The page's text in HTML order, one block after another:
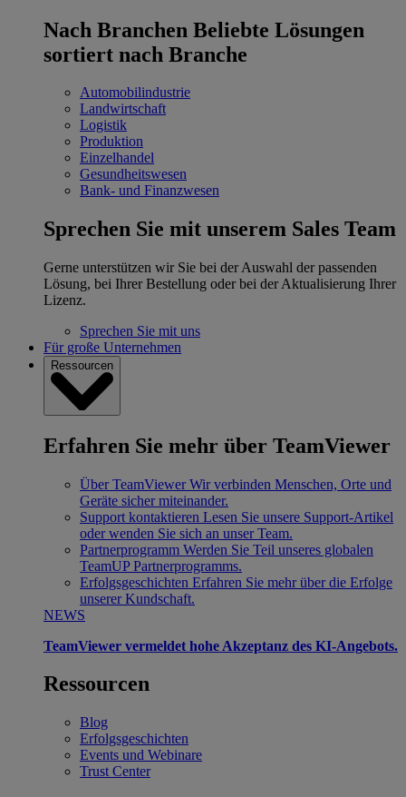
Nach Branchen Beliebte Lösungen
sortiert nach Branche
Automobilindustrie
Landwirtschaft
Logistik
Produktion
Einzelhandel
Gesundheitswesen
Bank- und Finanzwesen
Sprechen Sie mit unserem Sales Team
Gerne unterstützen wir Sie bei der Auswahl der passenden
Lösung, bei Ihrer Bestellung oder bei der Aktualisierung Ihrer
Lizenz.
Sprechen Sie mit uns
Für große Unternehmen
Ressourcen
Erfahren Sie mehr über TeamViewer
Über TeamViewer Wir verbinden Menschen, Orte und
Geräte sicher miteinander.
Support kontaktieren Lesen Sie unsere Support-Artikel
oder wenden Sie sich an unser Team.
Partnerprogramm Werden Sie Teil unseres globalen
TeamUP Partnerprogramms.
Erfolgsgeschichten Erfahren Sie mehr über die Erfolge
unserer Kundschaft.
NEWS
TeamViewer vermeldet hohe Akzeptanz des KI-Angebots.
Ressourcen
Blog
Erfolgsgeschichten
Events und Webinare
Trust Center